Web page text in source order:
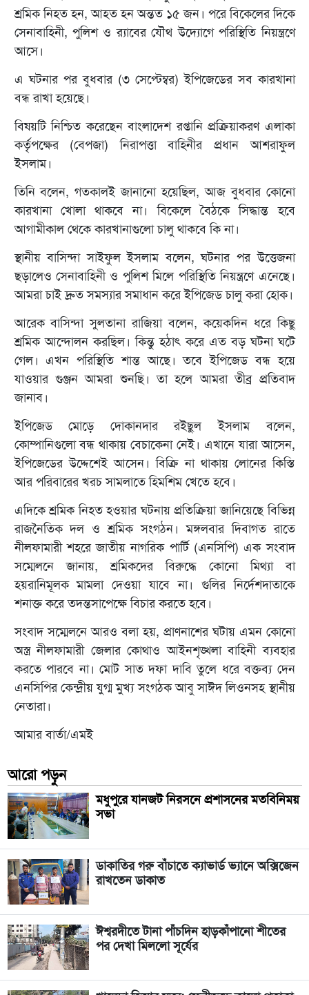
শ্রমিক নিহত হন, আহত হন অন্তত ১৫ জন। পরে বিকেলের দিকে
সেনাবাহিনী, পুলিশ ও র‌্যাবের যৌথ উদ্যোগে পরিস্থিতি নিয়ন্ত্রণে
আসে।
এ ঘটনার পর বুধবার (৩ সেপ্টেম্বর) ইপিজেডের সব কারখানা
বন্ধ রাখা হয়েছে।
বিষয়টি নিশ্চিত করেছেন বাংলাদেশ রপ্তানি প্রক্রিয়াকরণ এলাকা
কর্তৃপক্ষের (বেপজা) নিরাপত্তা বাহিনীর প্রধান আশরাফুল
ইসলাম।
তিনি বলেন, গতকালই জানানো হয়েছিল, আজ বুধবার কোনো
কারখানা খোলা থাকবে না। বিকেলে বৈঠকে সিদ্ধান্ত হবে
আগামীকাল থেকে কারখানাগুলো চালু থাকবে কি না।
স্থানীয় বাসিন্দা সাইফুল ইসলাম বলেন, ঘটনার পর উত্তেজনা
ছড়ালেও সেনাবাহিনী ও পুলিশ মিলে পরিস্থিতি নিয়ন্ত্রণে এনেছে।
আমরা চাই দ্রুত সমস্যার সমাধান করে ইপিজেড চালু করা হোক।
আরেক বাসিন্দা সুলতানা রাজিয়া বলেন, কয়েকদিন ধরে কিছু
শ্রমিক আন্দোলন করছিল। কিন্তু হঠাৎ করে এত বড় ঘটনা ঘটে
গেল। এখন পরিস্থিতি শান্ত আছে। তবে ইপিজেড বন্ধ হয়ে
যাওয়ার গুঞ্জন আমরা শুনছি। তা হলে আমরা তীব্র প্রতিবাদ
জানাব।
ইপিজেড মোড়ে দোকানদার রইছুল ইসলাম বলেন,
কোম্পানিগুলো বন্ধ থাকায় বেচাকেনা নেই। এখানে যারা আসেন,
ইপিজেডের উদ্দেশেই আসেন। বিক্রি না থাকায় লোনের কিস্তি
আর পরিবারের খরচ সামলাতে হিমশিম খেতে হবে।
এদিকে শ্রমিক নিহত হওয়ার ঘটনায় প্রতিক্রিয়া জানিয়েছে বিভিন্ন
রাজনৈতিক দল ও শ্রমিক সংগঠন। মঙ্গলবার দিবাগত রাতে
নীলফামারী শহরে জাতীয় নাগরিক পার্টি (এনসিপি) এক সংবাদ
সম্মেলনে জানায়, শ্রমিকদের বিরুদ্ধে কোনো মিথ্যা বা
হয়রানিমূলক মামলা দেওয়া যাবে না। গুলির নির্দেশদাতাকে
শনাক্ত করে তদন্তসাপেক্ষে বিচার করতে হবে।
সংবাদ সম্মেলনে আরও বলা হয়, প্রাণনাশের ঘটায় এমন কোনো
অস্ত্র নীলফামারী জেলার কোথাও আইনশৃঙ্খলা বাহিনী ব্যবহার
করতে পারবে না। মোট সাত দফা দাবি তুলে ধরে বক্তব্য দেন
এনসিপির কেন্দ্রীয় যুগ্ম মুখ্য সংগঠক আবু সাঈদ লিওনসহ স্থানীয়
নেতারা।
আমার বার্তা/এমই
আরো পড়ুন
মধুপুরে যানজট নিরসনে প্রশাসনের মতবিনিময়
সভা
ডাকাতির গরু বাঁচাতে ক্যাভার্ড ভ্যানে অক্সিজেন
রাখতেন ডাকাত
ঈশ্বরদীতে টানা পাঁচদিন হাড়কাঁপানো শীতের
পর দেখা মিললো সূর্যের